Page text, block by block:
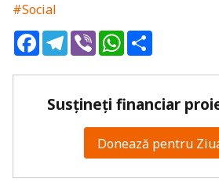
#Social
FacebookTelegram
ViberWhatsApp
Susțineți financiar
Donează pentru